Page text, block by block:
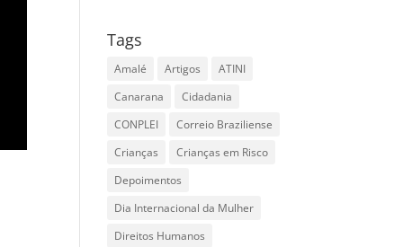
Tags
Amalé Artigos
ATINI
Canarana
Cidadania
CONPLEI
Correio Braziliense
Crianças
Crianças em Risco
Depoimentos
Dia Internacional da Mulher
Direitos Humanos